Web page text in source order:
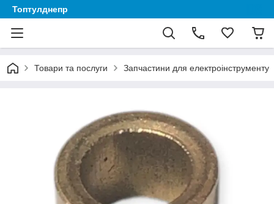
Топтулднепр
Товари та послуги Запчастини для електроінструменту